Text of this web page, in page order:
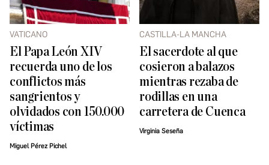
VATICANO
El Papa León XIV
recuerda uno de los
conflictos más
sangrientos y
olvidados con 150.000
víctimas
Miguel Pérez Pichel
CASTILLA-LA MANCHA
El sacerdote al que
cosieron a balazos
mientras rezaba de
rodillas en una
carretera de Cuenca
Virginia Seseña